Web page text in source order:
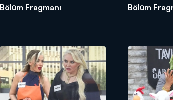
Bölüm Fragmanı
Bölüm